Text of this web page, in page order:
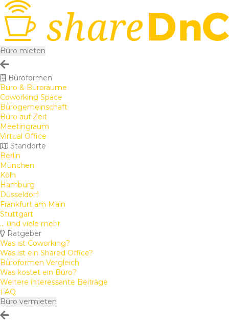
Büro mieten
Büroformen
Büro & Büroräume
Coworking Space
Bürogemeinschaft
Büro auf Zeit
Meetingraum
Virtual Office
Standorte
Berlin
München
Köln
Hamburg
Düsseldorf
Frankfurt am Main
Stuttgart
... und viele mehr
Ratgeber
Was ist Coworking?
Was ist ein Shared Office?
Büroformen Vergleich
Was kostet ein Büro?
Weitere interessante Beiträge
FAQ
Büro vermieten